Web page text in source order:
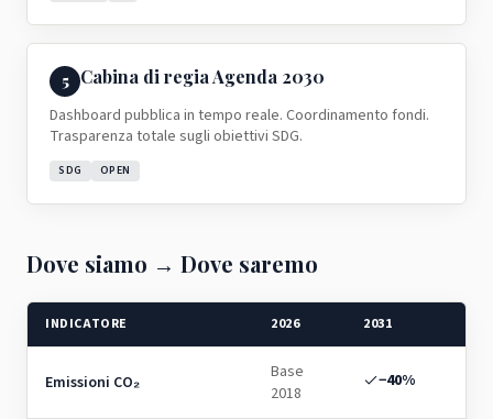
5 Cabina di regia Agenda 2030
Dashboard pubblica in tempo reale. Coordinamento fondi.
Trasparenza totale sugli obiettivi SDG.
SDG OPEN
Dove siamo → Dove saremo
INDICATORE 2026 2031
Emissioni CO₂
Base
2018
−40%